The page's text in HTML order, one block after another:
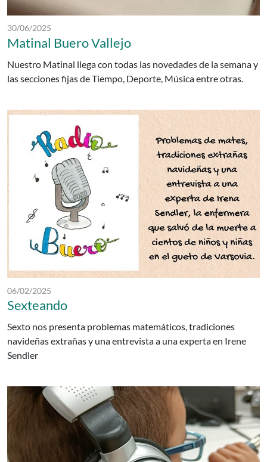
Fecha de publicación:
30/06/2025
Matinal Buero Vallejo
Nuestro Matinal llega con todas las novedades de la semana y
las secciones fijas de Tiempo, Deporte, Música entre otras.
Fecha de publicación:
06/02/2025
Sexteando
Sexto nos presenta problemas matemáticos, tradiciones
navideñas extrañas y una entrevista a una experta en Irene
Sendler